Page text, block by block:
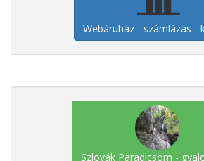
Webáruház - számlázás -
Szlovák Paradicsom -